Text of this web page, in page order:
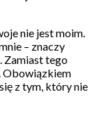
nie jest moim.
– znaczy
Zamiast tego
Obowiązkiem
z tym, który nie